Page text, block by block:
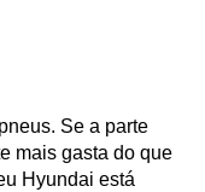
Se a parte
mais gasta do que
Hyundai está